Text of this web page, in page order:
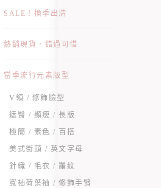
SALE！換季出清
熱銷現貨．錯過可惜
當季流行元素版型
V領 / 修飾臉型
遮臀 / 顯瘦 / 長版
極簡 / 素色 / 百搭
美式街頭 / 英文字母
針織 / 毛衣 / 羅紋
寬袖荷葉袖 / 修飾手臂